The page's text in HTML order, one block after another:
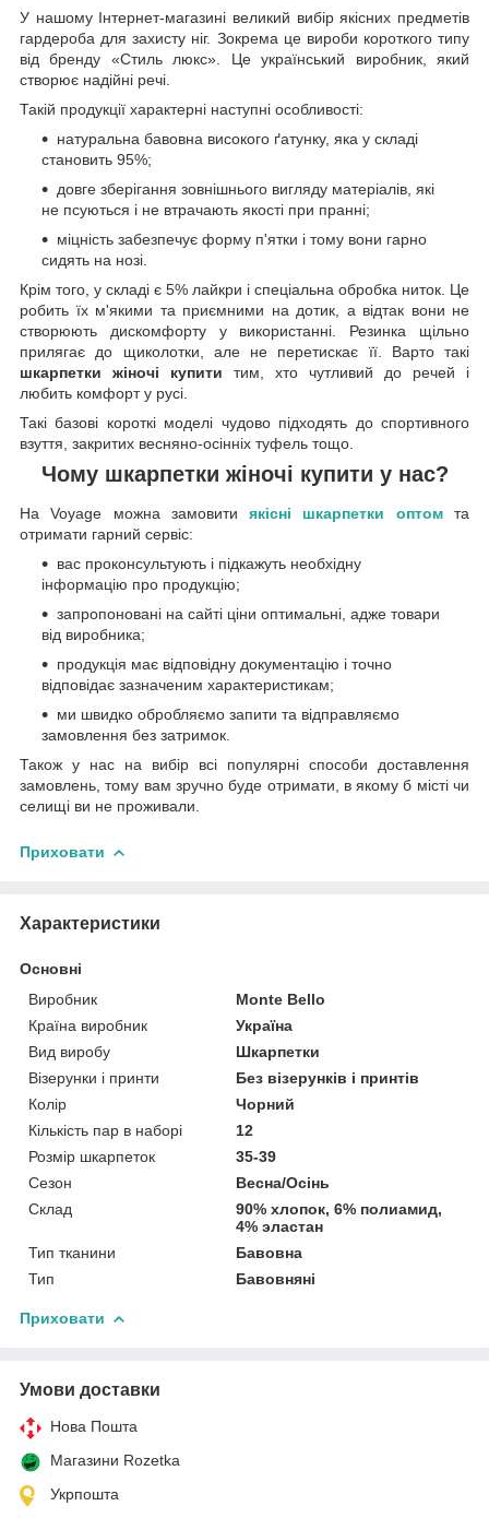
У нашому Інтернет-магазині великий вибір якісних предметів
гардероба для захисту ніг. Зокрема це вироби короткого типу
від бренду «Стиль люкс». Це український виробник, який
створює надійні речі.
Такій продукції характерні наступні особливості:
натуральна бавовна високого ґатунку, яка у складі
становить 95%;
довге зберігання зовнішнього вигляду матеріалів, які
не псуються і не втрачають якості при пранні;
міцність забезпечує форму п'ятки і тому вони гарно
сидять на нозі.
Крім того, у складі є 5% лайкри і спеціальна обробка ниток. Це
робить їх м'якими та приємними на дотик, а відтак вони не
створюють дискомфорту у використанні. Резинка щільно
прилягає до щиколотки, але не перетискає її. Варто такі
шкарпетки жіночі купити тим, хто чутливий до речей і
любить комфорт у русі.
Такі базові короткі моделі чудово підходять до спортивного
взуття, закритих весняно-осінніх туфель тощо.
Чому шкарпетки жіночі купити у нас?
На Voyage можна замовитиякісні шкарпетки оптомта
отримати гарний сервіс:
вас проконсультують і підкажуть необхідну
інформацію про продукцію;
запропоновані на сайті ціни оптимальні, адже товари
від виробника;
продукція має відповідну документацію і точно
відповідає зазначеним характеристикам;
ми швидко обробляємо запити та відправляємо
замовлення без затримок.
Також у нас на вибір всі популярні способи доставлення
замовлень, тому вам зручно буде отримати, в якому б місті чи
селищі ви не проживали.
Приховати
Характеристики
Основні
Виробник
Monte Bello
Країна виробник
Україна
Вид виробу
Шкарпетки
Візерунки і принти
Без візерунків і принтів
Колір
Чорний
Кількість пар в наборі
12
Розмір шкарпеток
35-39
Сезон
Весна/Осінь
Склад
90% хлопок, 6% полиамид,
4% эластан
Тип тканини
Бавовна
Тип
Бавовняні
Приховати
Умови доставки
Нова Пошта
Магазини Rozetka
Укрпошта